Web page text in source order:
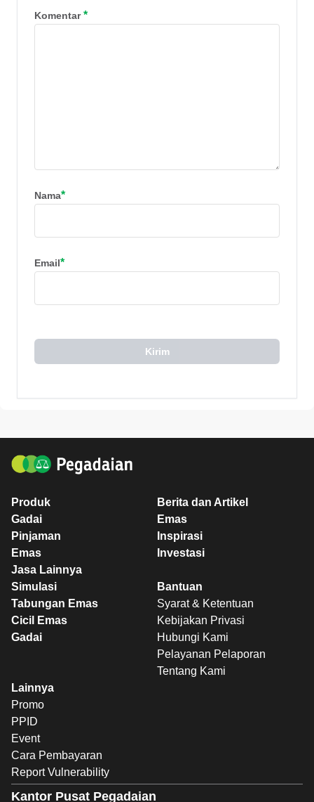
Komentar*
Nama*
Email*
Kirim
Produk
Gadai
Pinjaman
Emas
Jasa Lainnya
Berita dan Artikel
Emas
Inspirasi
Investasi
Simulasi
Tabungan Emas
Cicil Emas
Gadai
Bantuan
Syarat & Ketentuan
Kebijakan Privasi
Hubungi Kami
Pelayanan Pelaporan
Tentang Kami
Lainnya
Promo
PPID
Event
Cara Pembayaran
Report Vulnerability
Kantor Pusat Pegadaian